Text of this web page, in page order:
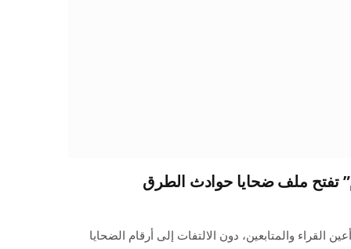
تفتح ملف ضحايا حوادث الطرق
القراء والمتابعين، دون الالتفات إلى أرقام الضحايا